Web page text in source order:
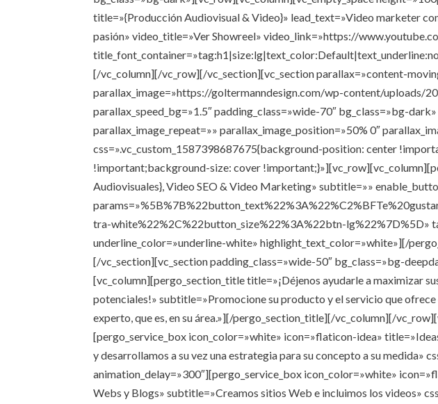
title=»{Producción Audiovisual & Video}» lead_text=»Video marketer
pasión» video_title=»Ver Showreel» video_link=»https://
[/vc_column][/vc_row][/vc_section][vc_section parallax=»content-
parallax_image=»https://goltermanndesign.com/wp-content/uploads/
parallax_speed_bg=»1.5″ padding_class=»wide-70″ bg_class=»bg-
parallax_image_repeat=»» parallax_image_position=»50% 0″
css=».vc_custom_1587398687675{background-position: center
!important;background-size: cover
Audiovisuales}, Video SEO & Video Marketing» subtitle=»»
tra-white%22%2C%22button_size%22%3A%22btn-lg%22%7D%5D»
underline_color=»underline-white» highlight_text_color=»white»][/
[/vc_section][vc_section padding_class=»wide-50″ bg_class=»bg-
[vc_column][pergo_section_title title=»¡Déjenos ayudarle a maximizar
potenciales!» subtitle=»Promocione su producto y el servicio que
experto, que es, en su área.»][/pergo_section_title][/vc_column][/
[pergo_service_box icon_color=»white» icon=»flaticon-idea»
y desarrollamos a su vez una estrategia para su concepto a su medida»
animation_delay=»300″][pergo_service_box icon_color=»white»
Webs y Blogs» subtitle=»Creamos sitios Web e incluimos los videos»